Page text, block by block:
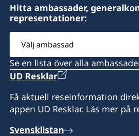
Adress:
Sveriges konsulat/
Heiligkreuz 52
LI-9490 Vaduz
Öppettider:
måndag - fredag:
Konsulatet har sommarstängt
augusti. Ordinarie öppettider
Hitta ambassader,
representationer:
Välj
ambassad
Se en lista över alla
UD Resklar
Få aktuell reseinformation
appen UD Resklar. Läs mer på
Svensklistan